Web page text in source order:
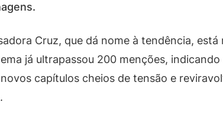
Cruz, que dá nome à tendência,
já ultrapassou 200 menções,
capítulos cheios de tensão e